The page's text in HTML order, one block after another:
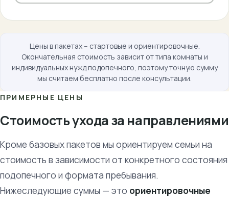
Цены в пакетах – стартовые и ориентировочные.
Окончательная стоимость зависит от типа комнаты и
индивидуальных нужд подопечного, поэтому точную сумму
мы считаем бесплатно после консультации.
ПРИМЕРНЫЕ ЦЕНЫ
Стоимость ухода за направлениями
Кроме базовых пакетов мы ориентируем семьи на
стоимость в зависимости от конкретного состояния
подопечного и формата пребывания.
Нижеследующие суммы — это ориентировочные